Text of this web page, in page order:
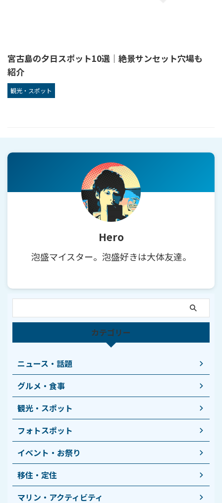
宮古島の夕日スポット10選｜絶景サンセット穴場も
紹介
観光・スポット
Hero
泡盛マイスター。泡盛好きは大体友達。
カテゴリー
ニュース・話題
グルメ・食事
観光・スポット
フォトスポット
イベント・お祭り
移住・定住
マリン・アクティビティ